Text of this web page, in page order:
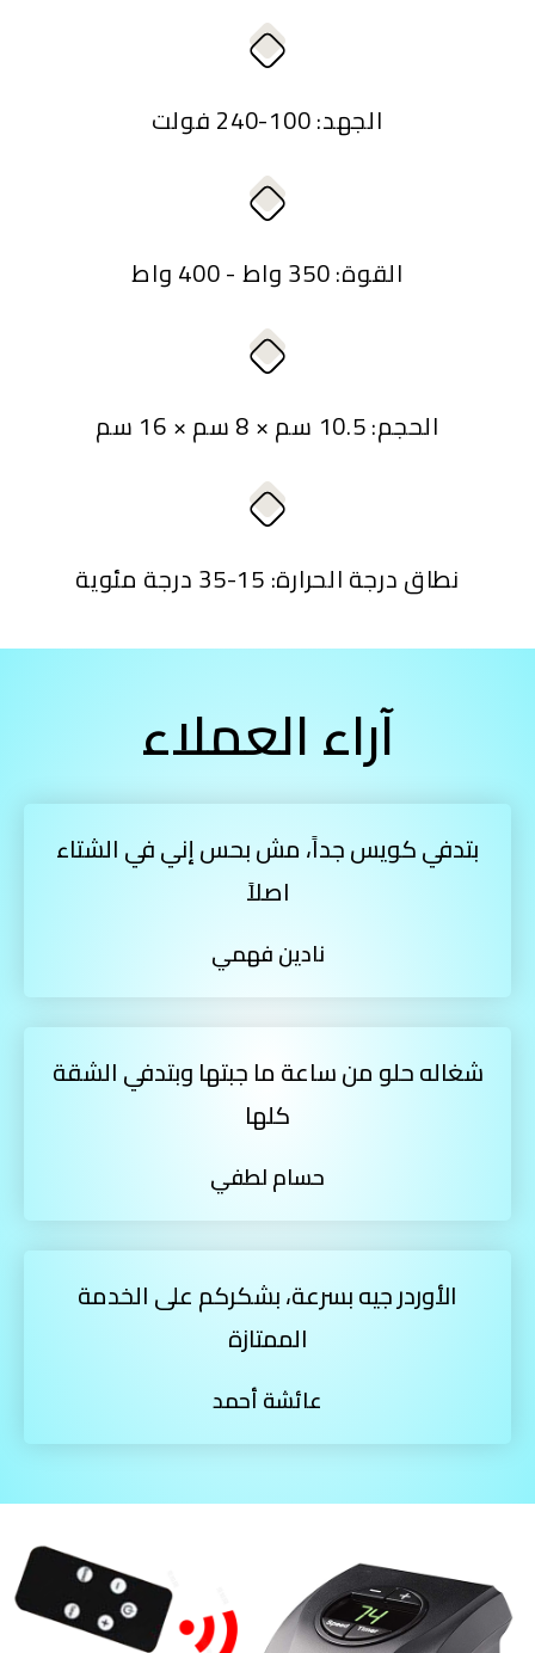
الجهد: 100-240 فولت
القوة: 350 واط - 400 واط
الحجم: 10.5 سم × 8 سم × 16 سم
نطاق درجة الحرارة: 15-35 درجة مئوية
آراء العملاء
بتدفي كويس جداً، مش بحس إني في الشتاء
اصلاً
نادين فهمي
شغاله حلو من ساعة ما جبتها وبتدفي الشقة
كلها
حسام لطفي
الأوردر جيه بسرعة، بشكركم على الخدمة
الممتازة
عائشة أحمد